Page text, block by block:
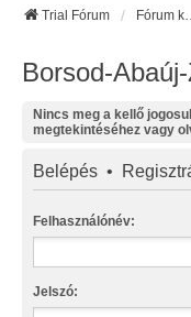
Trial Fórum
Borsod-
Nincs meg a kellő
megtekintéséhez vagy
Belépés •
Felhasználónév:
Jelszó: